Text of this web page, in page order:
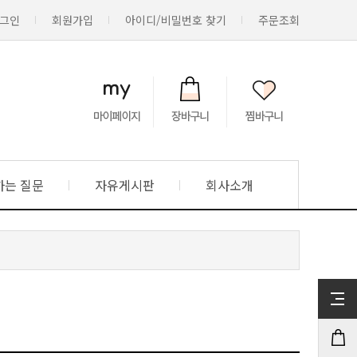
인 회원가입 아이디/비밀번호 찾기 주문조회
는 질문 자유게시판 회사소개